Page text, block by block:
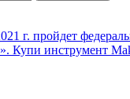
г. пройдет
Купи инструмент